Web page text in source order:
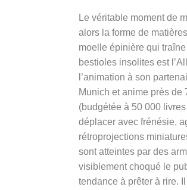
Le véritable moment de
alors la forme de
moelle épinière qui
bestioles insolites est
l’animation à son
Munich et anime près
(budgétée à 50 000
déplacer avec frénésie,
rétroprojections
sont atteintes par des
visiblement choqué le
tendance à prêter à rire.